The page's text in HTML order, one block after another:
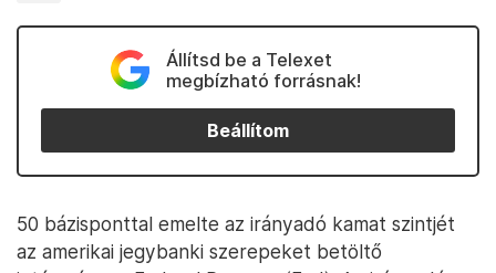
Állítsd be a Telexet
megbízható forrásnak!
Beállítom
50 bázisponttal emelte az irányadó kamat szintjét
az amerikai jegybanki szerepeket betöltő